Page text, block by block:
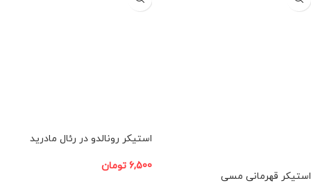
استیکر قهرمانی مسی
استیکر رونالدو در رئال مادرید
6,500 تومان